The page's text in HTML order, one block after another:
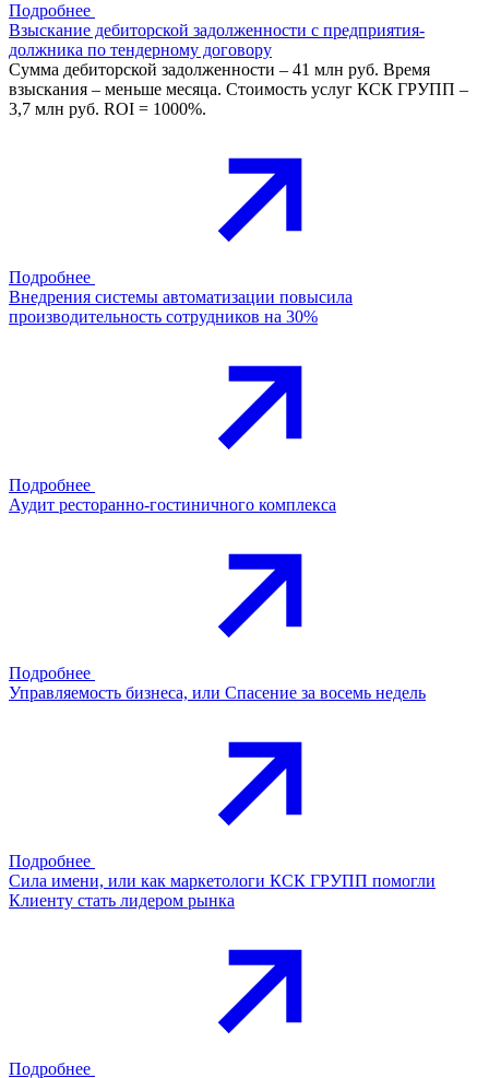
Подробнее
Взыскание дебиторской задолженности с предприятия-
должника по тендерному договору
Сумма дебиторской задолженности – 41 млн руб. Время
взыскания – меньше месяца. Стоимость услуг КСК ГРУПП –
3,7 млн руб. ROI = 1000%.
Подробнее
Внедрения системы автоматизации повысила
производительность сотрудников на 30%
Подробнее
Аудит ресторанно-гостиничного комплекса
Подробнее
Управляемость бизнеса, или Спасение за восемь недель
Подробнее
Сила имени, или как маркетологи КСК ГРУПП помогли
Клиенту стать лидером рынка
Подробнее